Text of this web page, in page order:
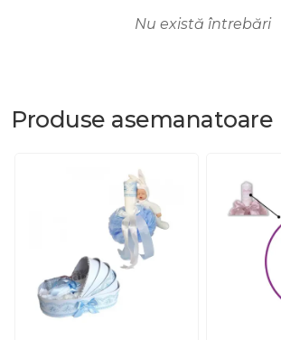
Nu există întrebări
Produse asemanatoare